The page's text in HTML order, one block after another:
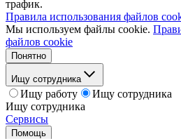
трафик.
Правила использования файлов
Мы используем файлы cookie.
файлов cookie
Понятно
Ищу сотрудника
Ищу работу
Ищу сотрудника
Ищу сотрудника
Сервисы
Помощь